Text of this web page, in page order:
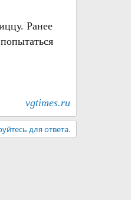
Ранее
vgtimes.ru
для ответа.